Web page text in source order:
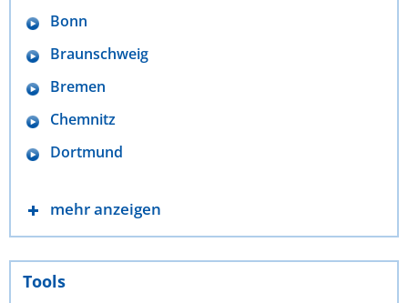
Bonn
Braunschweig
Bremen
Chemnitz
Dortmund
mehr anzeigen
Tools